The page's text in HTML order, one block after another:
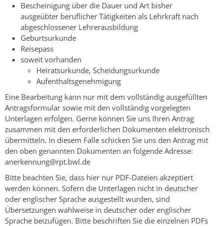
Bescheinigung über die Dauer und Art bisher
ausgeübter beruflicher Tätigkeiten als Lehrkraft nach
abgeschlossener Lehrerausbildung
Geburtsurkunde
Reisepass
soweit vorhanden
Heiratsurkunde, Scheidungsurkunde
Aufenthaltsgenehmigung
Eine Bearbeitung kann nur mit dem vollständig ausgefüllten
Antragsformular sowie mit den vollständig vorgelegten
Unterlagen erfolgen. Gerne können Sie uns Ihren Antrag
zusammen mit den erforderlichen Dokumenten elektronisch
übermitteln. In diesem Falle schicken Sie uns den Antrag mit
den oben genannten Dokumenten an folgende Adresse:
anerkennung@rpt.bwl.de
Bitte beachten Sie, dass hier nur PDF-Dateien akzeptiert
werden können. Sofern die Unterlagen nicht in deutscher
oder englischer Sprache ausgestellt wurden, sind
Übersetzungen wahlweise in deutscher oder englischer
Sprache beizufügen. Bitte beschriften Sie die einzelnen PDFs